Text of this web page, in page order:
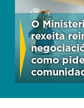
O
rexeita
como